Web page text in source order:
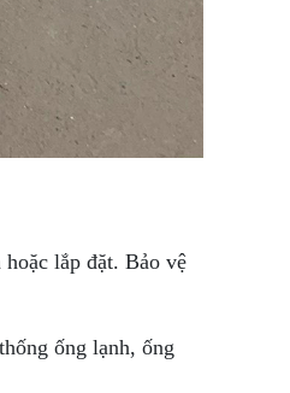
lắp đặt. Bảo vệ
ống lạnh, ống